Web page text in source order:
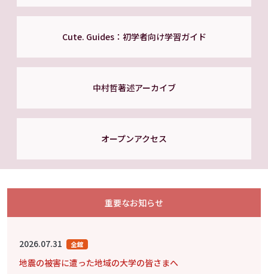
Cute. Guides：初学者向け学習ガイド
中村哲著述アーカイブ
オープンアクセス
重要なお知らせ
2026.07.31 全館
地震の被害に遭った地域の大学の皆さまへ